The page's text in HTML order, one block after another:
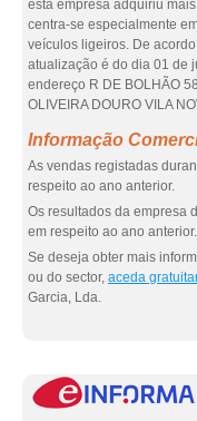
esta empresa adquiriu
centra-se especialmente
veículos ligeiros. De
atualização é do dia 01 de
endereço R DE BOLHÃO
OLIVEIRA DOURO VILA
Informação
As vendas registadas
respeito ao ano anterior.
Os resultados da empresa
em respeito ao ano anterior.
Se deseja obter mais
ou do sector, aceda
Garcia, Lda.